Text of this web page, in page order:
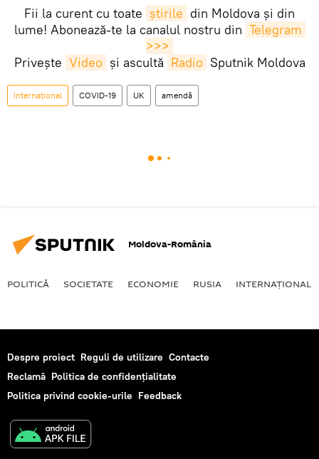
Fii la curent cu toate știrile din Moldova și din
lume! Abonează-te la canalul nostru din Telegram
>>>
Privește Video și ascultă Radio Sputnik Moldova
Internaţional COVID-19 UK amendă
Moldova-România
POLITICĂ SOCIETATE ECONOMIE RUSIA INTERNAŢIONAL
Despre proiect Reguli de utilizare Contacte
Reclamă Politica de confidențialitate
Politica privind cookie-urile Feedback